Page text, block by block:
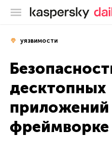
Блог
уязвимости
десктопных
приложений